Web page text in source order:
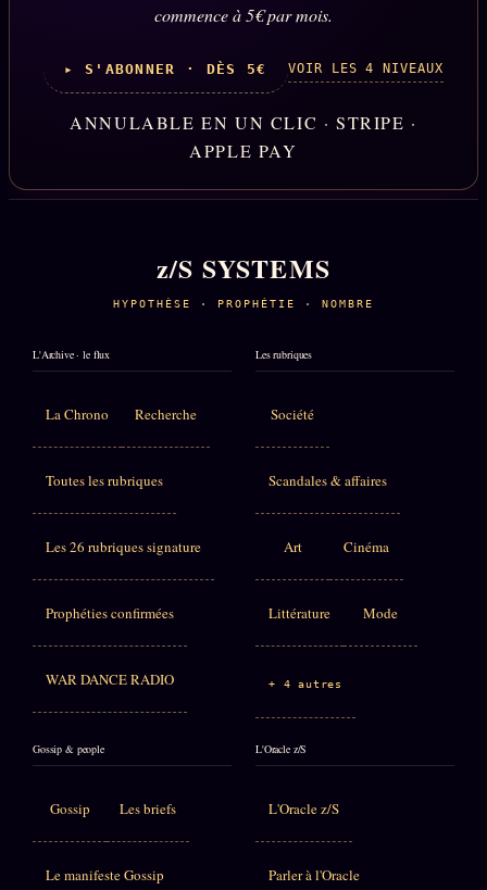
commence à 5€ par mois.
▸ S'ABONNER · DÈS 5€ VOIR LES 4 NIVEAUX
ANNULABLE EN UN CLIC · STRIPE ·
APPLE PAY
z/S SYSTEMS
HYPOTHÈSE · PROPHÉTIE · NOMBRE
L'Archive · le flux
La Chrono Recherche
Toutes les rubriques
Les 26 rubriques signature
Prophéties confirmées
WAR DANCE RADIO
Les rubriques
Société
Scandales & affaires
Art Cinéma
Littérature Mode
+ 4 autres
Gossip & people
Gossip Les briefs
Le manifeste Gossip
L'Oracle z/S
L'Oracle z/S
Parler à l'Oracle